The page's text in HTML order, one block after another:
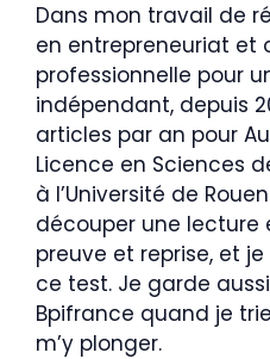
Dans mon travail de
en entrepreneuriat et
professionnelle pour
indépendant, depuis
articles par an pour
Licence en Sciences
à l’Université de
découper une lecture
preuve et reprise, et
ce test. Je garde
Bpifrance quand je
m’y plonger.